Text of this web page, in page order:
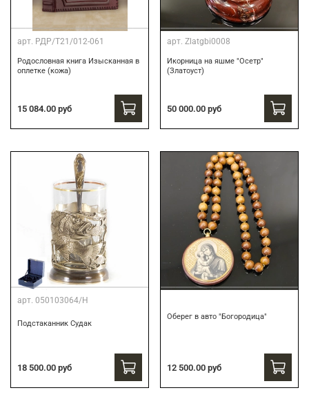
арт. РДР/Т21/012-061
Родословная книга Изысканная в
оплетке (кожа)
15 084.00 руб
арт. Zlatgbi0008
Икорница на яшме "Осетр"
(Златоуст)
50 000.00 руб
арт. 050103064/Н
Подстаканник Судак
18 500.00 руб
Оберег в авто "Богородица"
12 500.00 руб